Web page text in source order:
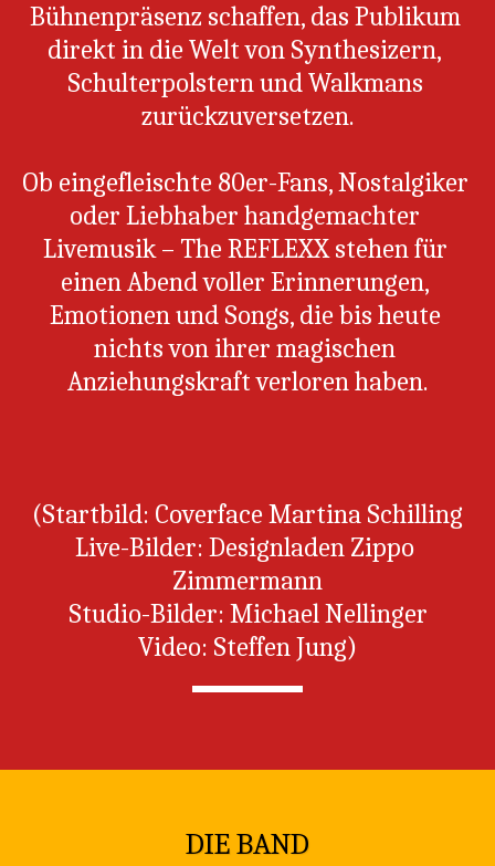
Bühnenpräsenz schaffen, das Publikum
direkt in die Welt von Synthesizern,
Schulterpolstern und Walkmans
zurückzuversetzen.
Ob eingefleischte 80er-Fans, Nostalgiker
oder Liebhaber handgemachter
Livemusik – The REFLEXX stehen für
einen Abend voller Erinnerungen,
Emotionen und Songs, die bis heute
nichts von ihrer magischen
Anziehungskraft verloren haben.
(Startbild: Coverface Martina Schilling
Live-Bilder: Designladen Zippo
Zimmermann
Studio-Bilder: Michael Nellinger
Video: Steffen Jung)
DIE BAND